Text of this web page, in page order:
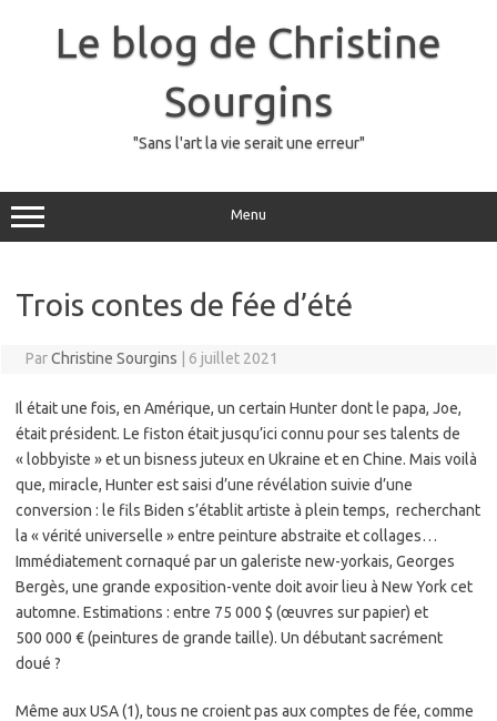
Le blog de Christine
Sourgins
"Sans l'art la vie serait une erreur"
Menu
Trois contes de fée d’été
ParChristine Sourgins 6 juillet 2021
Il était une fois, en Amérique, un certain Hunter dont le papa, Joe,
était président. Le fiston était jusqu’ici connu pour ses talents de
« lobbyiste » et un bisness juteux en Ukraine et en Chine. Mais voilà
que, miracle, Hunter est saisi d’une révélation suivie d’une
conversion : le fils Biden s’établit artiste à plein temps, recherchant
la « vérité universelle » entre peinture abstraite et collages…
Immédiatement cornaqué par un galeriste new-yorkais, Georges
Bergès, une grande exposition-vente doit avoir lieu à New York cet
automne. Estimations : entre 75 000 $ (œuvres sur papier) et
500 000 € (peintures de grande taille). Un débutant sacrément
doué ?
Même aux USA (1), tous ne croient pas aux comptes de fée, comme